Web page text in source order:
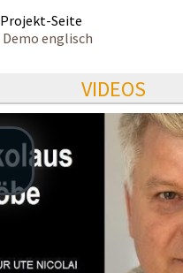
Projekt-Seite
Demo englisch
VIDEOS